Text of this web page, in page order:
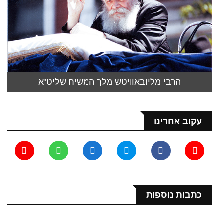
הרבי מליובאוויטש מלך המשיח שליט"א
עקוב אחרינו
כתבות נוספות